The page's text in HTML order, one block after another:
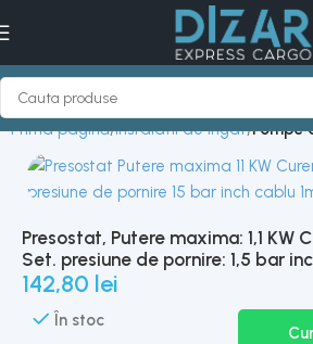
Prima pagină Instalatii de irigat Pompe
Presostat, Putere maxima: 1,1 KW
Set. presiune de pornire: 1,5 bar
142,80 lei
În stoc